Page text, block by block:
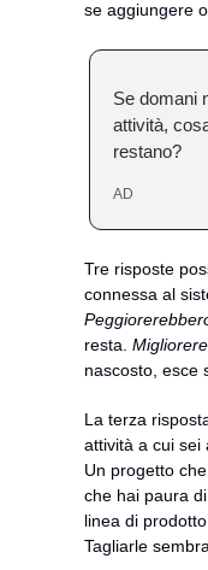
se aggiungere
Se domani
attività,
restano?
AD
Tre risposte
resta.
nascosto, esce
La terza
attività a cui sei
Un progetto
che hai paura
linea di
Tagliarle